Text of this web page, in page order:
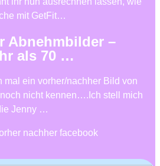
mit GetFit…
Abnehmbilder –
als 70 …
ein vorher/nachher Bild von
nicht kennen….Ich stell mich
Jenny …
nachher facebook